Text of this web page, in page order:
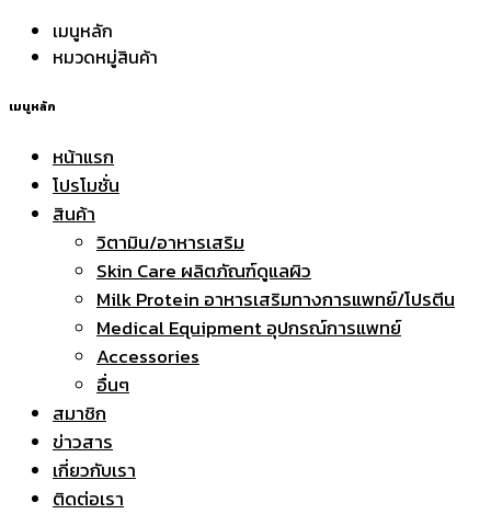
เมนูหลัก
หมวดหมู่สินค้า
เมนูหลัก
หน้าแรก
โปรโมชั่น
สินค้า
วิตามิน/อาหารเสริม
Skin Care ผลิตภัณฑ์ดูแลผิว
Milk Protein อาหารเสริมทางการแพทย์/โปรตีน
Medical Equipment อุปกรณ์การแพทย์
Accessories
อื่นๆ
สมาชิก
ข่าวสาร
เกี่ยวกับเรา
ติดต่อเรา